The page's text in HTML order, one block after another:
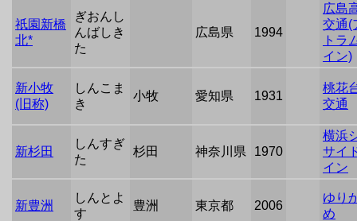
祇園新橋
北*
ぎおんし
んばしき
た
広島県 1994
広島
交通(
トラ
イン)
新小牧
(旧称)
しんこま
き
小牧 愛知県 1931
桃花
交通
新杉田
しんすぎ
た
杉田 神奈川県 1970
横浜
サイ
イン
新豊洲
しんとよ
す
豊洲 東京都 2006
ゆり
め